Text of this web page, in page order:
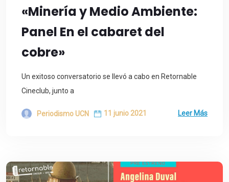
«Minería y Medio Ambiente:
Panel En el cabaret del
cobre»
Un exitoso conversatorio se llevó a cabo en Retornable
Cineclub, junto a
Periodismo UCN 11 junio 2021 Leer Más